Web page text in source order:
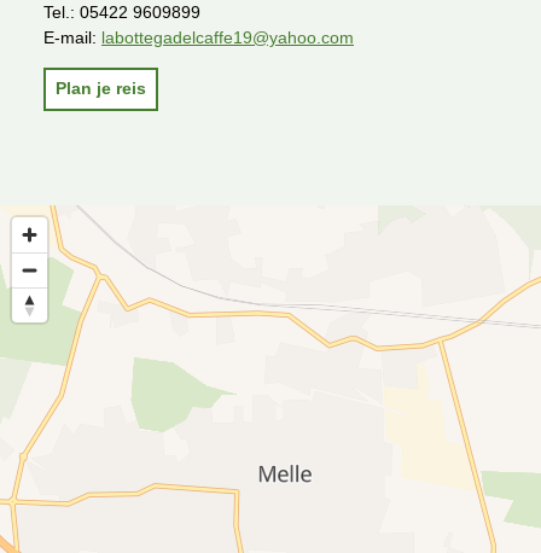
Tel.: 05422 9609899
E-mail: labottegadelcaffe19@yahoo.com
Plan je reis